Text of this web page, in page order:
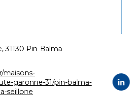
31130 Pin-Balma
maisons-
garonne-31/pin-balma-
seillone